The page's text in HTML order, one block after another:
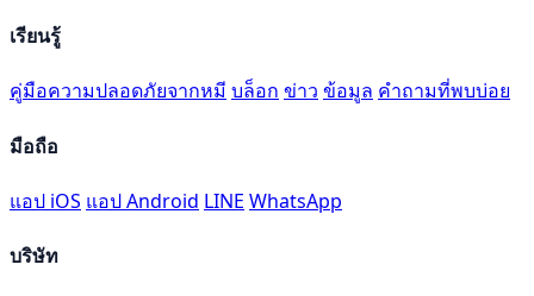
เรียนรู้
คู่มือความปลอดภัยจากหมี บล็อก ข่าว ข้อมูล คำถามที่พบบ่อย
มือถือ
แอป iOS แอป Android LINE WhatsApp
บริษัท